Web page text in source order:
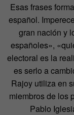
Esas frases
español.
gran nación y
españoles»,
electoral es la
es serlo a
Rajoy utiliza en
miembros de los
Pablo